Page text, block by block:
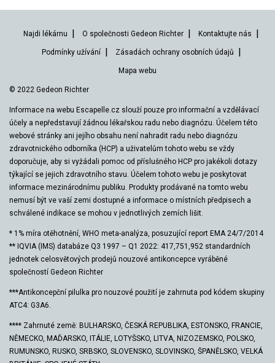
Najdi lékárnu O společnosti Gedeon Richter Kontaktujte nás
Podmínky užívání Zásadách ochrany osobních údajů
Mapa webu
© 2022 Gedeon Richter
Informace na webu Escapelle.cz slouží pouze pro informační a vzdělávací
účely a nepředstavují žádnou lékařskou radu nebo diagnózu. Účelem této
webové stránky ani jejího obsahu není nahradit radu nebo diagnózu
zdravotnického odborníka (HCP) a uživatelům tohoto webu se vždy
doporučuje, aby si vyžádali pomoc od příslušného HCP pro jakékoli dotazy
týkající se jejich zdravotního stavu. Účelem tohoto webu je poskytovat
informace mezinárodnímu publiku. Produkty prodávané na tomto webu
nemusí být ve vaší zemi dostupné a informace o místních předpisech a
schválené indikace se mohou v jednotlivých zemích lišit.
* 1% míra otěhotnění, WHO meta-analýza, posuzující report EMA 24/7/2014
** IQVIA (IMS) databáze Q3 1997 – Q1 2022: 417,751,952 standardních
jednotek celosvětových prodejů nouzové antikoncepce vyráběné
společností Gedeon Richter
***Antikoncepční pilulka pro nouzové použití je zahrnuta pod kódem skupiny
ATC4: G3A6.
**** Zahrnuté země: BULHARSKO, ČESKÁ REPUBLIKA, ESTONSKO, FRANCIE,
NĚMECKO, MAĎARSKO, ITÁLIE, LOTYŠSKO, LITVA, NIZOZEMSKO, POLSKO,
RUMUNSKO, RUSKO, SRBSKO, SLOVENSKO, SLOVINSKO, ŠPANĚLSKO, VELKÁ